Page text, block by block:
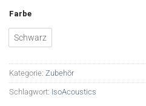
Farbe
Schwarz
Kategorie: Zubehör
Schlagwort: IsoAcoustics